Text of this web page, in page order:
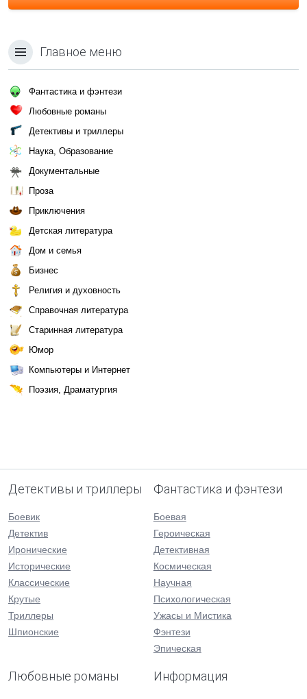
Главное меню
Фантастика и фэнтези
Любовные романы
Детективы и триллеры
Наука, Образование
Документальные
Проза
Приключения
Детская литература
Дом и семья
Бизнес
Религия и духовность
Справочная литература
Старинная литература
Юмор
Компьютеры и Интернет
Поэзия, Драматургия
Детективы и триллеры
Боевик
Детектив
Иронические
Исторические
Классические
Крутые
Триллеры
Шпионские
Фантастика и фэнтези
Боевая
Героическая
Детективная
Космическая
Научная
Психологическая
Ужасы и Мистика
Фэнтези
Эпическая
Любовные романы Информация